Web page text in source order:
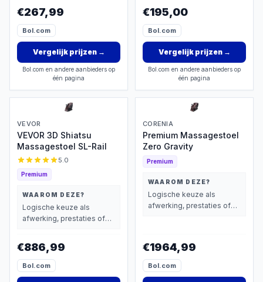
€267,99
Bol.com
Vergelijk prijzen→
Bol.com en andere aanbieders op
één pagina
€195,00
Bol.com
Vergelijk prijzen→
Bol.com en andere aanbieders op
één pagina
VEVOR
VEVOR 3D Shiatsu
Massagestoel SL-Rail
5.0
Premium
WAAROM DEZE?
Logische keuze als
afwerking, prestaties of
€886,99
Bol.com
CORENIA
Premium Massagestoel
Zero Gravity
Premium
WAAROM DEZE?
Logische keuze als
afwerking, prestaties of
€1964,99
Bol.com